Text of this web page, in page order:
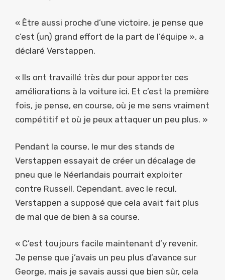
« Être aussi proche d’une victoire, je pense que
c’est (un) grand effort de la part de l’équipe », a
déclaré Verstappen.
« Ils ont travaillé très dur pour apporter ces
améliorations à la voiture ici. Et c’est la première
fois, je pense, en course, où je me sens vraiment
compétitif et où je peux attaquer un peu plus. »
Pendant la course, le mur des stands de
Verstappen essayait de créer un décalage de
pneu que le Néerlandais pourrait exploiter
contre Russell. Cependant, avec le recul,
Verstappen a supposé que cela avait fait plus
de mal que de bien à sa course.
« C’est toujours facile maintenant d’y revenir.
Je pense que j’avais un peu plus d’avance sur
George, mais je savais aussi que bien sûr, cela